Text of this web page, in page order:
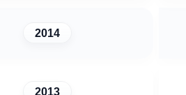
2014
2013